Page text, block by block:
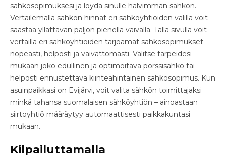
sähkösopimuksesi ja löydä sinulle halvimman sähkön.
Vertailemalla sähkön hinnat eri sähköyhtiöiden välillä voit
säästää yllättävän paljon pienellä vaivalla. Tällä sivulla voit
vertailla eri sähköyhtiöiden tarjoamat sähkösopimukset
nopeasti, helposti ja vaivattomasti. Valitse tarpeidesi
mukaan joko edullinen ja optimoitava pörssisähkö tai
helposti ennustettava kiinteähintainen sähkösopimus. Kun
asuinpaikkasi on Evijärvi, voit valita sähkön toimittajaksi
minkä tahansa suomalaisen sähköyhtiön – ainoastaan
siirtoyhtiö määräytyy automaattisesti paikkakuntasi
mukaan.
Kilpailuttamalla